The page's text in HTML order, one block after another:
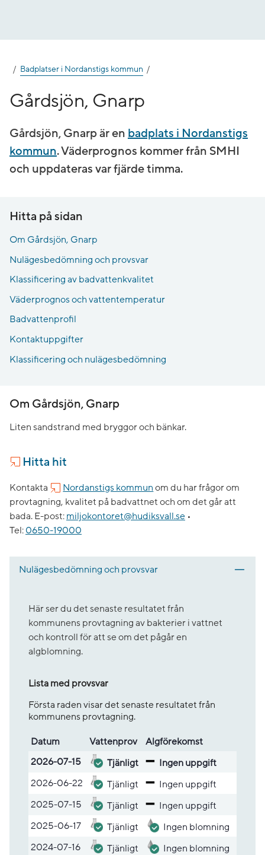
Badplatser i Nordanstigs kommun
Gårdsjön, Gnarp
Gårdsjön, Gnarp är en badplats i Nordanstigs
kommun. Väderprognos kommer från SMHI
och uppdateras var fjärde timma.
Hitta på sidan
Om Gårdsjön, Gnarp
Nulägesbedömning och provsvar
Klassificering av badvattenkvalitet
Väderprognos och vattentemperatur
Badvattenprofil
Kontaktuppgifter
Klassificering och nulägesbedömning
Om Gårdsjön, Gnarp
Liten sandstrand med bryggor och bänkar.
Hitta hit
Kontakta Nordanstigs kommun om du har frågor om
provtagning, kvalitet på badvattnet och om det går att
bada. E-post: miljokontoret@hudiksvall.se •
Tel: 0650-19000
Nulägesbedömning och provsvar
Här ser du det senaste resultatet från
kommunens provtagning av bakterier i vattnet
och kontroll för att se om det pågår en
algblomning.
Lista med provsvar
Första raden visar det senaste resultatet från
kommunens provtagning.
Lista med provsvar
Datum Vatten­prov
Alg­före­komst
2026-07-15
Tjänligt
Ingen uppgift
2026-06-22
Tjänligt
Ingen uppgift
2025-07-15
Tjänligt
Ingen uppgift
2025-06-17
Tjänligt
Ingen blomning
2024-07-16
Tjänligt Ingen blomning